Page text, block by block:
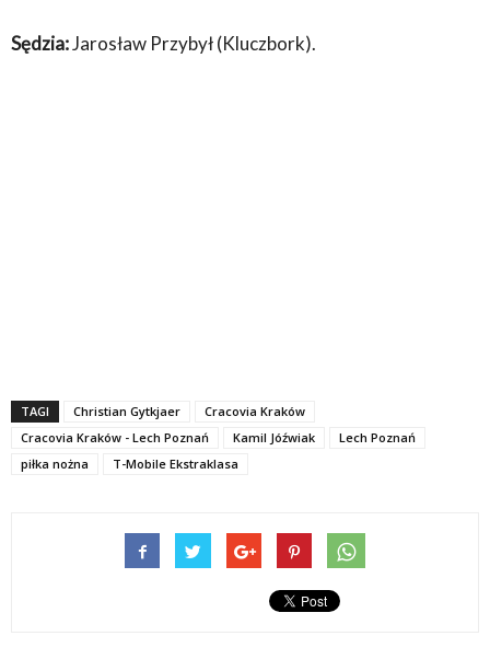
Sędzia:Jarosław Przybył (Kluczbork).
TAGI Christian Gytkjaer
Cracovia Kraków
Cracovia Kraków - Lech Poznań
Kamil Jóźwiak
Lech Poznań
piłka nożna
T-Mobile Ekstraklasa